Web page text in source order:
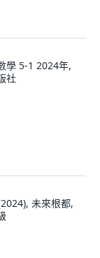
學 5-1 2024年,
社
未來根都,